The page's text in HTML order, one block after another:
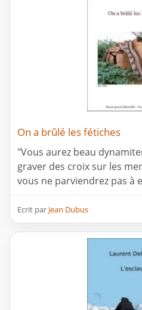
On a brûlé les fétiches
"Vous aurez beau
graver des croix sur les
vous ne parviendrez pas à
Ecrit par Jean Dubus